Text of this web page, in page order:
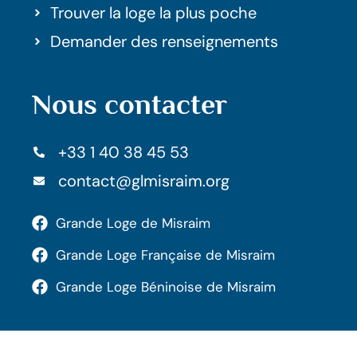
Trouver la loge la plus poche
Demander des renseignements
Nous contacter
+33 1 40 38 45 53
contact@glmisraim.org
Grande Loge de Misraim
Grande Loge Française de Misraim
Grande Loge Béninoise de Misraim